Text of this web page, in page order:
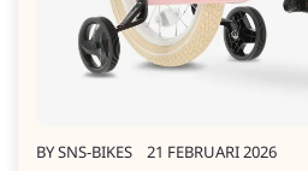
BYSNS-BIKES 21 FEBRUARI 2026